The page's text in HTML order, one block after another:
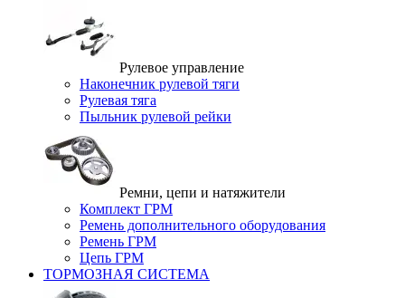
Рулевое управление
Наконечник рулевой тяги
Рулевая тяга
Пыльник рулевой рейки
Ремни, цепи и натяжители
Комплект ГРМ
Ремень дополнительного оборудования
Ремень ГРМ
Цепь ГРМ
ТОРМОЗНАЯ СИСТЕМА